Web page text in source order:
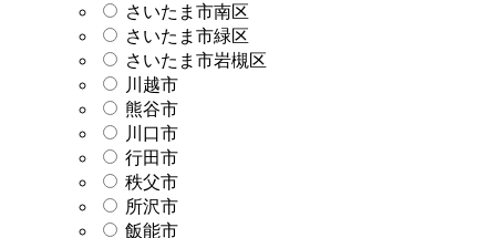
さいたま市南区
さいたま市緑区
さいたま市岩槻区
川越市
熊谷市
川口市
行田市
秩父市
所沢市
飯能市